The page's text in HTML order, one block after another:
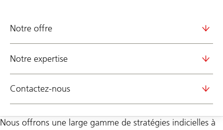
Notre offre
Notre expertise
Contactez-nous
Nous offrons une large gamme de stratégies indicielles à